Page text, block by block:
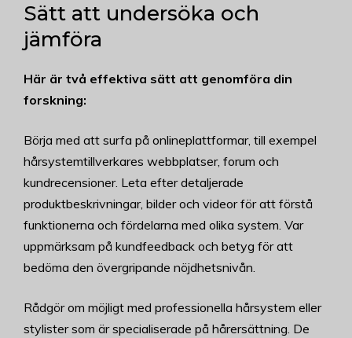
Sätt att undersöka och
jämföra
Här är två effektiva sätt att genomföra din
forskning:
Börja med att surfa på onlineplattformar, till exempel
hårsystemtillverkares webbplatser, forum och
kundrecensioner. Leta efter detaljerade
produktbeskrivningar, bilder och videor för att förstå
funktionerna och fördelarna med olika system. Var
uppmärksam på kundfeedback och betyg för att
bedöma den övergripande nöjdhetsnivån.
Rådgör om möjligt med professionella hårsystem eller
stylister som är specialiserade på hårersättning. De